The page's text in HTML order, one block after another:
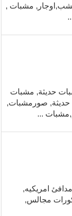
مشب,اوجار, مشبات ,
حديثة, مشبات
حديثة, صورمشبات,
...
امريكيه,
مجالس,